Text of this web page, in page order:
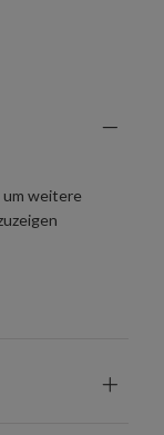
Stellfläche zu
weitere